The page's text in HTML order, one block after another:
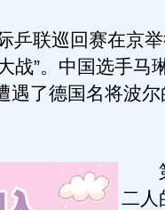
联巡回赛在京举
战”。中国选手马
遇了德国名将波尔
第
二人